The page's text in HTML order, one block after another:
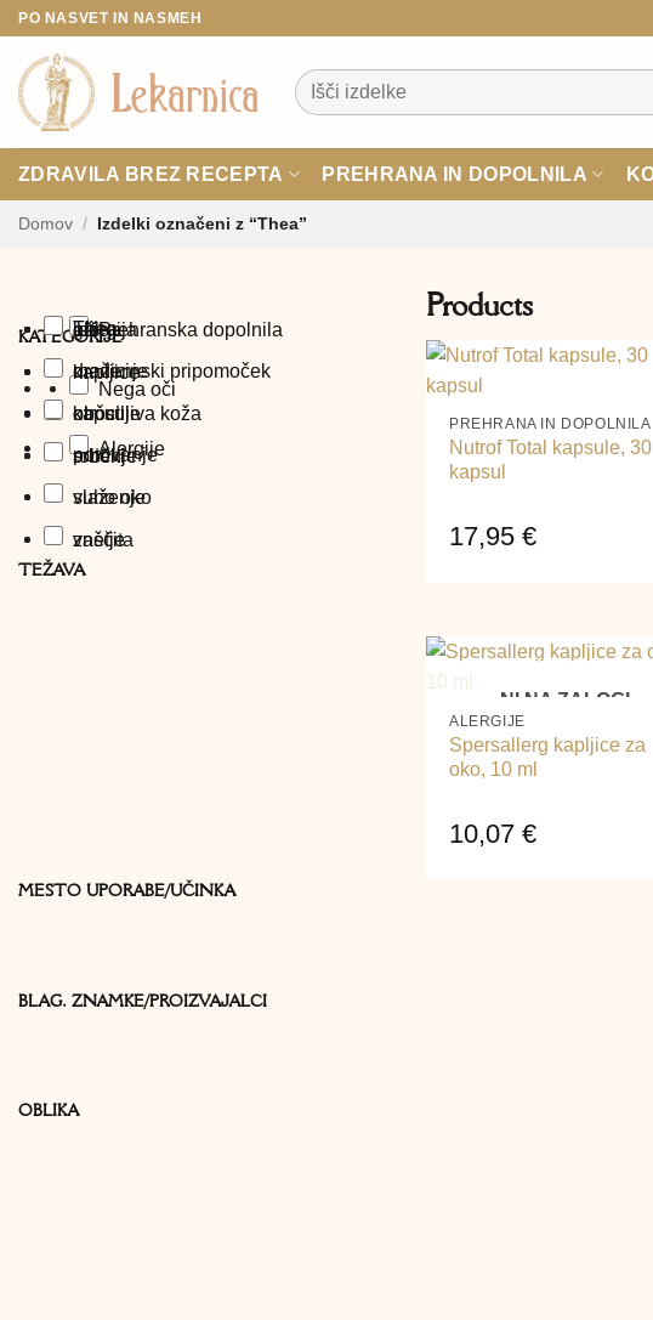
Skoči
vsebino
PO NASVET IN NASMEH
Išči:
ZDRAVILA BREZ RECEPTA PREHRANA IN DOPOLNILA
Domov / Izdelki označeni z “Thea”
KATEGORIJEPrehranska dopolnila
Nega oči
Alergije
TEŽAVA
alergija
draženje
občutljiva koža
srbenje
suho oko
vnetje
MESTO UPORABE/UČINKA
oči
BLAG. ZNAMKE/PROIZVAJALCI
Thea
OBLIKA
gel
kapljice
kapsule
robčki
leče
medicinski pripomoček
otroci
potovanje
vlaženje
zaščita
Products
PREHRANA IN DOPOLNILA
Nutrof Total kapsule, 30
kapsul
17,95 €
NI NA ZALOGI
ALERGIJE
Spersallerg kapljice za
oko, 10 ml
10,07 €